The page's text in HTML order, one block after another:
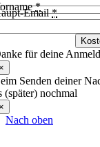
*
Email*
für deine
Senden deiner
(später) nochmal
Nach oben